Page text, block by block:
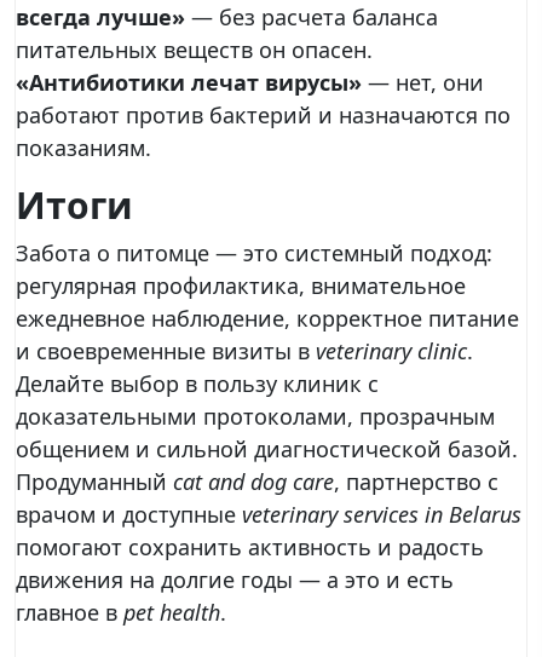
всегда лучше» — без расчета баланса
питательных веществ он опасен.
«Антибиотики лечат вирусы» — нет, они
работают против бактерий и назначаются по
показаниям.
Итоги
Забота о питомце — это системный подход:
регулярная профилактика, внимательное
ежедневное наблюдение, корректное питание
и своевременные визиты в veterinary clinic.
Делайте выбор в пользу клиник с
доказательными протоколами, прозрачным
общением и сильной диагностической базой.
Продуманный cat and dog care, партнерство с
врачом и доступные veterinary services in Belarus
помогают сохранить активность и радость
движения на долгие годы — а это и есть
главное в pet health.